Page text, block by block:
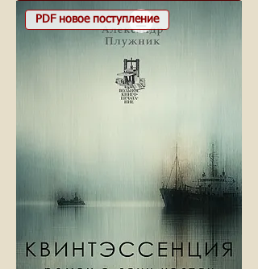
PDF новое поступление